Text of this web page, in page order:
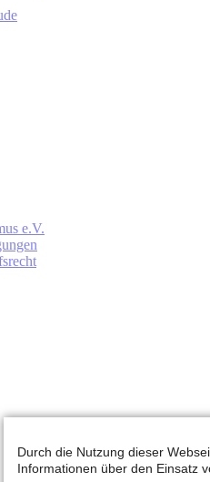
e.V.
Durch die Nutzung dieser
Informationen über den Einsatz